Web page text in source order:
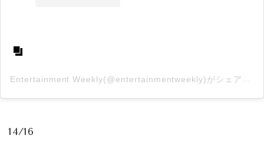
Entertainment Weekly(@entertainmentweekly)がシェアした投稿
14/16